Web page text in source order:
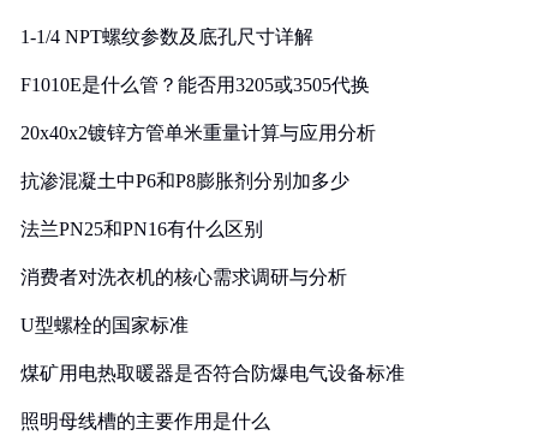
1-1/4 NPT螺纹参数及底孔尺寸详解
F1010E是什么管？能否用3205或3505代换
20x40x2镀锌方管单米重量计算与应用分析
抗渗混凝土中P6和P8膨胀剂分别加多少
法兰PN25和PN16有什么区别
消费者对洗衣机的核心需求调研与分析
U型螺栓的国家标准
煤矿用电热取暖器是否符合防爆电气设备标准
照明母线槽的主要作用是什么